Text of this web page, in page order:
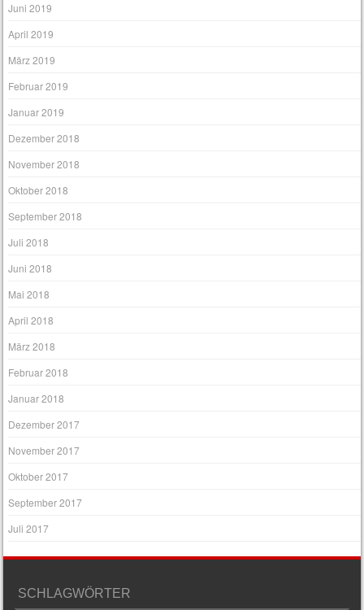
Juni 2019
April 2019
März 2019
Februar 2019
Januar 2019
Dezember 2018
November 2018
Oktober 2018
September 2018
Juli 2018
Juni 2018
Mai 2018
April 2018
März 2018
Februar 2018
Januar 2018
Dezember 2017
November 2017
Oktober 2017
September 2017
Juli 2017
SCHLAGWÖRTER